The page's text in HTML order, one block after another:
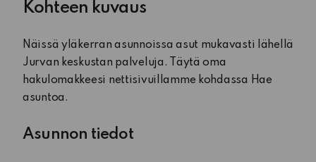
Kohteen kuvaus
Näissä yläkerran asunnoissa asut mukavasti lähellä
Jurvan keskustan palveluja. Täytä oma
hakulomakkeesi nettisivuillamme kohdassa Hae
asuntoa.
Asunnon tiedot